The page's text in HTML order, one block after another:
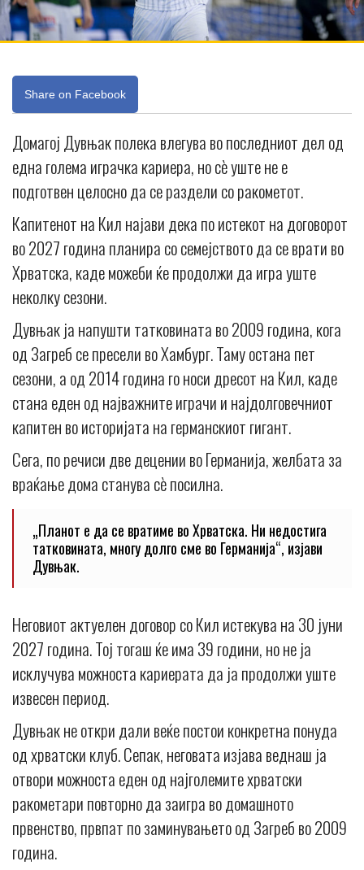
Share on Facebook
Домагој Дувњак полека влегува во последниот дел од
една голема играчка кариера, но сè уште не е
подготвен целосно да се раздели со ракометот.
Капитенот на Кил најави дека по истекот на договорот
во 2027 година планира со семејството да се врати во
Хрватска, каде можеби ќе продолжи да игра уште
неколку сезони.
Дувњак ја напушти татковината во 2009 година, кога
од Загреб се пресели во Хамбург. Таму остана пет
сезони, а од 2014 година го носи дресот на Кил, каде
стана еден од најважните играчи и најдолговечниот
капитен во историјата на германскиот гигант.
Сега, по речиси две децении во Германија, желбата за
враќање дома станува сè посилна.
„Планот е да се вратиме во Хрватска. Ни недостига
татковината, многу долго сме во Германија“, изјави
Дувњак.
Неговиот актуелен договор со Кил истекува на 30 јуни
2027 година. Тој тогаш ќе има 39 години, но не ја
исклучува можноста кариерата да ја продолжи уште
извесен период.
Дувњак не откри дали веќе постои конкретна понуда
од хрватски клуб. Сепак, неговата изјава веднаш ја
отвори можноста еден од најголемите хрватски
ракометари повторно да заигра во домашното
првенство, првпат по заминувањето од Загреб во 2009
година.